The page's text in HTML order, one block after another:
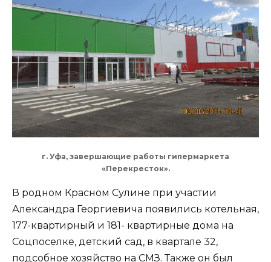
г. Уфа, завершающие работы гипермаркета
«Перекресток».
В родном Красном Сулине при участии
Александра Георгиевича появились котельная,
177-квартирный и 181- квартирные дома на
Соцпоселке, детский сад, в квартале 32,
подсобное хозяйство на СМЗ. Также он был